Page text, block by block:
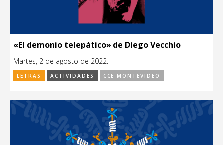
«El demonio telepático» de Diego Vecchio
Martes, 2 de agosto de 2022.
LETRAS ACTIVIDADES CCE MONTEVIDEO